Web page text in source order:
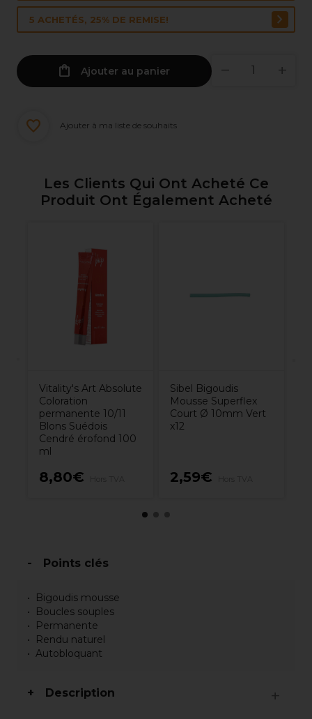
5 ACHETÉS, 25% DE REMISE!
Ajouter au panier
Ajouter à ma liste de souhaits
Les Clients Qui Ont Acheté Ce
Produit Ont Également Acheté
Vitality's Art Absolute
Coloration
permanente 10/11
Blons Suédois
Cendré érofond 100
ml
8,80€
Sibel Bigoudis
Mousse Superflex
Court Ø 10mm Vert
x12
2,59€
Points clés
Bigoudis mousse
Boucles souples
Permanente
Rendu naturel
Autobloquant
Description